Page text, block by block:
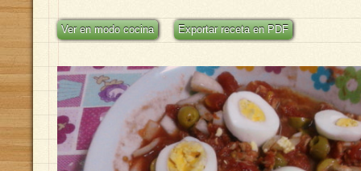
Ver en modo cocina Exportar receta en PDF